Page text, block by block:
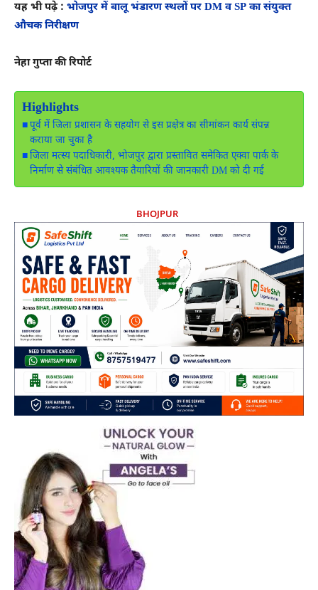
यह भी पढ़े : भोजपुर में बालू भंडारण स्थलों पर DM व SP का संयुक्त
औचक निरीक्षण
नेहा गुप्ता की रिपोर्ट
Highlights
पूर्व में जिला प्रशासन के सहयोग से इस प्रक्षेत्र का सीमांकन कार्य संपन्न
कराया जा चुका है
जिला मत्स्य पदाधिकारी, भोजपुर द्वारा प्रस्तावित समेकित एक्वा पार्क के
निर्माण से संबंधित आवश्यक तैयारियों की जानकारी DM को दी गई
BHOJPUR